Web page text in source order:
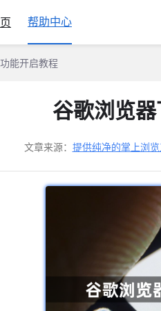
帮助中心
能开启教程
谷歌浏览
文章来源： 提供纯净的掌上浏